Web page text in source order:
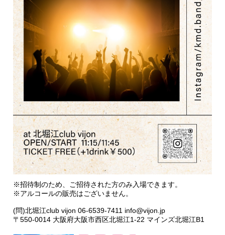
※招待制のため、ご招待された方のみ入場できます。
※アルコールの販売はございません。
(問)北堀江club vijon 06-6539-7411 info@vijon.jp
〒550-0014 大阪府大阪市西区北堀江1-22 マインズ北堀江B1